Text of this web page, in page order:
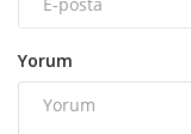
Yorum